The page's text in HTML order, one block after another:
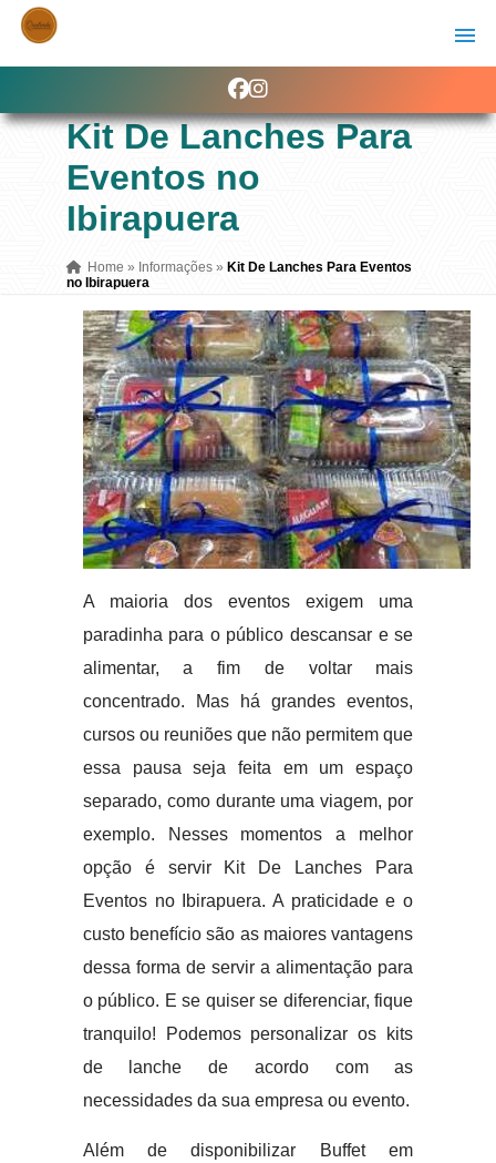
Kit De Lanches Para
Eventos no
Ibirapuera
Home » Informações » Kit De Lanches Para Eventos
no Ibirapuera
A maioria dos eventos exigem uma
paradinha para o público descansar e se
alimentar, a fim de voltar mais
concentrado. Mas há grandes eventos,
cursos ou reuniões que não permitem que
essa pausa seja feita em um espaço
separado, como durante uma viagem, por
exemplo. Nesses momentos a melhor
opção é servir Kit De Lanches Para
Eventos no Ibirapuera. A praticidade e o
custo benefício são as maiores vantagens
dessa forma de servir a alimentação para
o público. E se quiser se diferenciar, fique
tranquilo! Podemos personalizar os kits
de lanche de acordo com as
necessidades da sua empresa ou evento.
Além de disponibilizar Buffet em